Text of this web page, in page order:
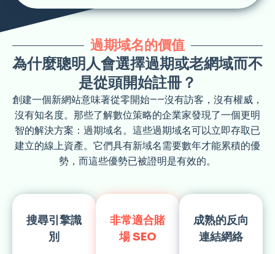
過期域名的價值
為什麼聰明人會選擇過期或老網域而不
是從頭開始註冊？
創建一個新網站意味著從零開始——沒有訪客，沒有權威，
沒有知名度。那些了解數位策略的企業家發現了一個更明
智的解決方案：過期域名。這些過期域名可以立即存取已
建立的線上資產。它們具有新域名需要數年才能累積的優
勢，而這些優勢已被證明是有效的。
搜尋引擎識
別
非常適合賭
場 SEO
成熟的反向
連結網絡